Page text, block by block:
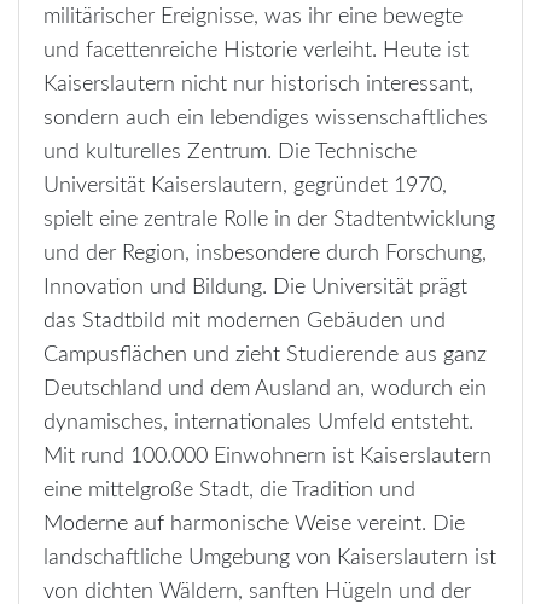
militärischer Ereignisse, was ihr eine bewegte
und facettenreiche Historie verleiht. Heute ist
Kaiserslautern nicht nur historisch interessant,
sondern auch ein lebendiges wissenschaftliches
und kulturelles Zentrum. Die Technische
Universität Kaiserslautern, gegründet 1970,
spielt eine zentrale Rolle in der Stadtentwicklung
und der Region, insbesondere durch Forschung,
Innovation und Bildung. Die Universität prägt
das Stadtbild mit modernen Gebäuden und
Campusflächen und zieht Studierende aus ganz
Deutschland und dem Ausland an, wodurch ein
dynamisches, internationales Umfeld entsteht.
Mit rund 100.000 Einwohnern ist Kaiserslautern
eine mittelgroße Stadt, die Tradition und
Moderne auf harmonische Weise vereint. Die
landschaftliche Umgebung von Kaiserslautern ist
von dichten Wäldern, sanften Hügeln und der